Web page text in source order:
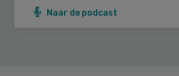
Naar de podcast